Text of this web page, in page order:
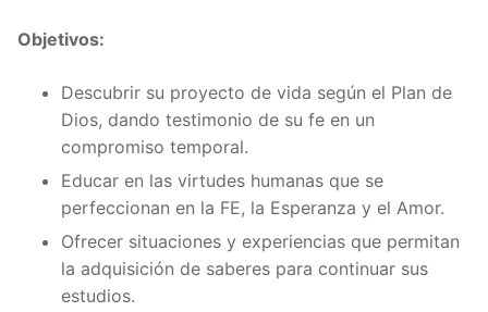
Objetivos:
Descubrir su proyecto de vida según el Plan de
Dios, dando testimonio de su fe en un
compromiso temporal.
Educar en las virtudes humanas que se
perfeccionan en la FE, la Esperanza y el Amor.
Ofrecer situaciones y experiencias que permitan
la adquisición de saberes para continuar sus
estudios.